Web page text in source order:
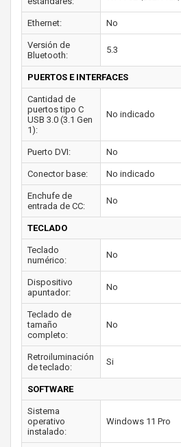
Ethernet: No
Versión de
Bluetooth:
5.3
PUERTOS E INTERFACES
Cantidad de
puertos tipo C
USB 3.0 (3.1 Gen
1):
No indicado
Puerto DVI: No
Conector base: No indicado
Enchufe de
entrada de CC:
No
TECLADO
Teclado
numérico:
No
Dispositivo
apuntador:
No
Teclado de
tamaño
completo:
No
Retroiluminación
de teclado:
Si
SOFTWARE
Sistema
operativo
instalado:
Windows 11 Pro